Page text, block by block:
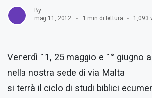
By
mag 11, 2012
1 min di lettura 1,093
Venerdì 11, 25 maggio e 1° giugno
nella nostra sede di via Malta
si terrà il ciclo di studi biblici